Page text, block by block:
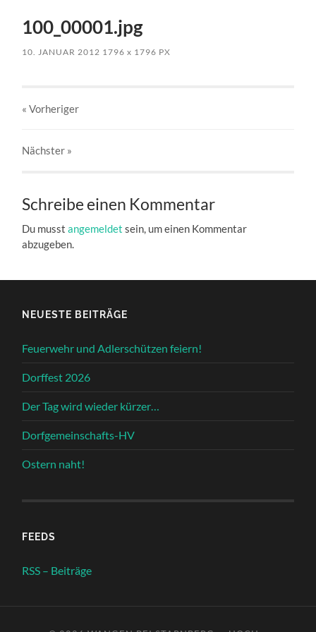
100_00001.jpg
10. JANUAR 2012 1796x 1796 PX
« Vorheriger
Nächster »
Schreibe einen Kommentar
Du musstangemeldet sein, um einen Kommentar
abzugeben.
NEUESTE BEITRÄGE
Feuerwehr und Adlerschützen feiern!
Dorffest 2026
Der Tag wird wieder kürzer…
Dorfgemeinschafts-HV
Ostern naht!
FEEDS
RSS – Beiträge